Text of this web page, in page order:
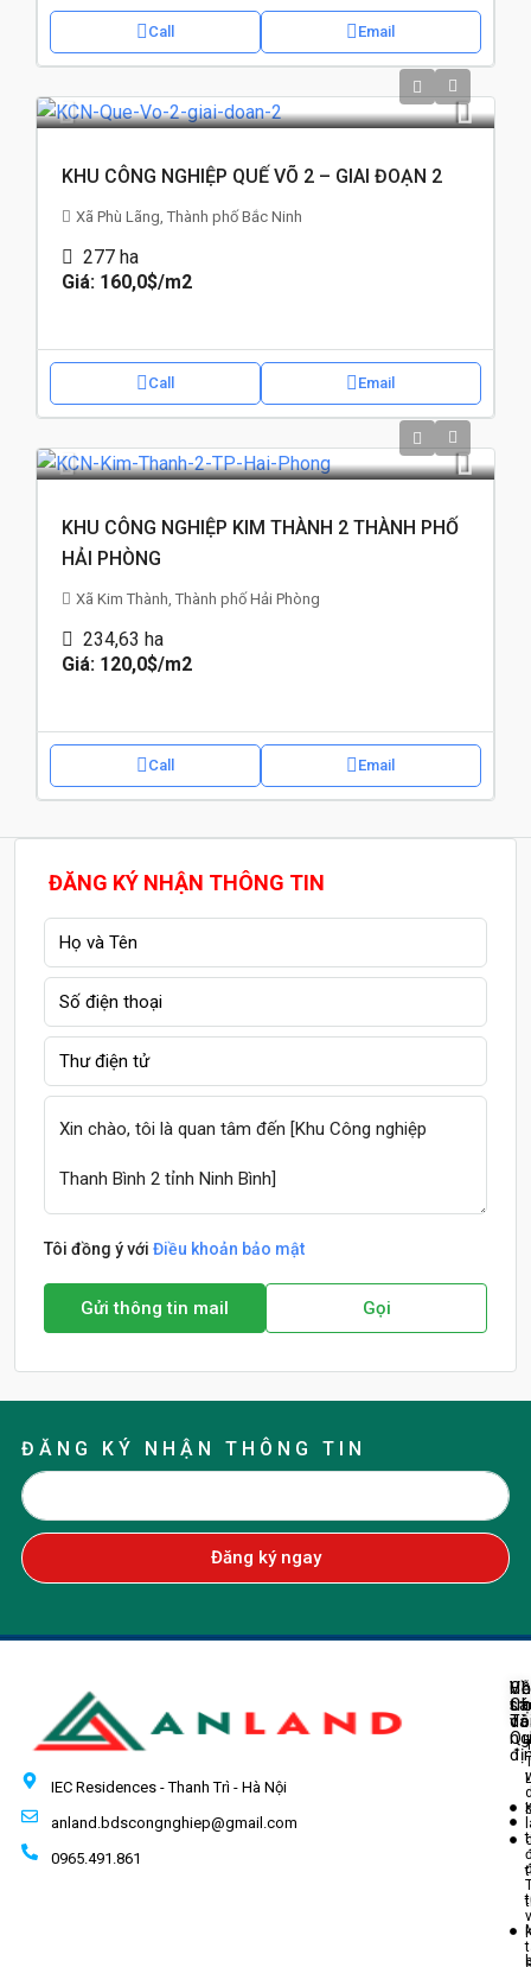
Call Email
KHU CÔNG NGHIỆP QUẾ VÕ 2 – GIAI ĐOẠN 2
Xã Phù Lãng, Thành phố Bắc Ninh
277 ha
Giá: 160,0$/m2
Call Email
KHU CÔNG NGHIỆP KIM THÀNH 2 THÀNH PHỐ
HẢI PHÒNG
Xã Kim Thành, Thành phố Hải Phòng
234,63 ha
Giá: 120,0$/m2
Call Email
ĐĂNG KÝ NHẬN THÔNG TIN
Tôi đồng ý với Điều khoản bảo mật
Gửi thông tin mail Gọi
ĐĂNG KÝ NHẬN THÔNG TIN
Đăng ký ngay
IEC Residences - Thanh Trì - Hà Nội
anland.bdscongnghiep@gmail.com
0965.491.861
Về
Hỗ
và